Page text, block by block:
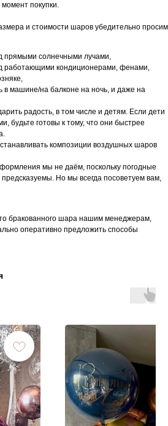
покупки.
и стоимости шаров убедительно просим
прямыми солнечными лучами,
работающими кондиционерами, фенами,
в машине/на балконе на ночь, и даже на
радость, в том числе и детям. Если дети
будьте готовы к тому, что они быстрее
композиции воздушных шаров
мы не даём, поскольку погодные
предсказуемы. Но мы всегда посоветуем вам,
бракованного шара нашим менеджерам,
оперативно предложить способы